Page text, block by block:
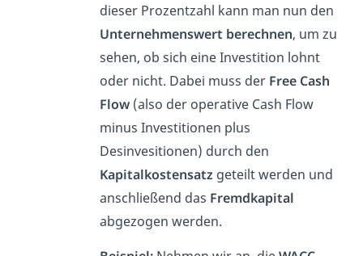
dieser Prozentzahl kann man nun den
Unternehmenswert berechnen, um zu
sehen, ob sich eine Investition lohnt
oder nicht. Dabei muss der Free Cash
Flow(also der operative Cash Flow
minus Investitionen plus
Desinvesitionen) durch den
Kapitalkostensatzgeteilt werden und
anschließend das Fremdkapital
abgezogen werden.